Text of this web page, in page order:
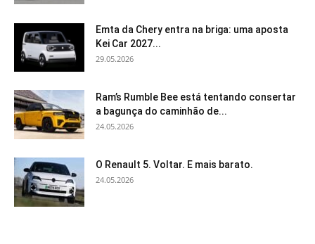
Emta da Chery entra na briga: uma aposta
Kei Car 2027...
29.05.2026
Ram’s Rumble Bee está tentando consertar
a bagunça do caminhão de...
24.05.2026
O Renault 5. Voltar. E mais barato.
24.05.2026